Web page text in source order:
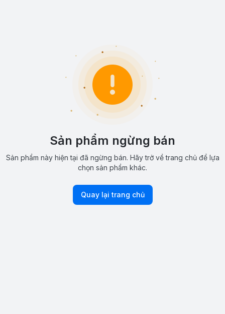
Sản phẩm ngừng bán
Sản phẩm này hiện tại đã ngừng bán. Hãy trở về trang chủ để lựa
chọn sản phẩm khác.
Quay lại trang chủ